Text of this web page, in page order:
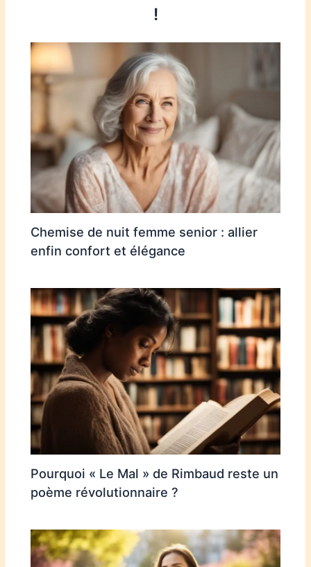
!
Chemise de nuit femme senior : allier
enfin confort et élégance
Pourquoi « Le Mal » de Rimbaud reste un
poème révolutionnaire ?